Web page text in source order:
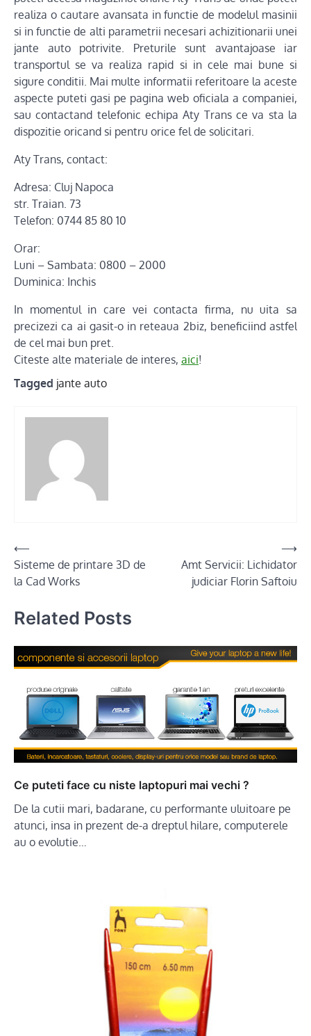
realiza o cautare avansata in functie de modelul masinii
si in functie de alti parametrii necesari achizitionarii unei
jante auto potrivite. Preturile sunt avantajoase iar
transportul se va realiza rapid si in cele mai bune si
sigure conditii. Mai multe informatii referitoare la aceste
aspecte puteti gasi pe pagina web oficiala a companiei,
sau contactand telefonic echipa Aty Trans ce va sta la
dispozitie oricand si pentru orice fel de solicitari.
Aty Trans, contact:
Adresa: Cluj Napoca
str. Traian. 73
Telefon: 0744 85 80 10
Orar:
Luni – Sambata: 0800 – 2000
Duminica: Inchis
In momentul in care vei contacta firma, nu uita sa
precizezi ca ai gasit-o in reteaua 2biz, beneficiind astfel
de cel mai bun pret.
Citeste alte materiale de interes, aici!
Tagged jante auto
Post
navigation
⟵
Sisteme de printare 3D de
la Cad Works
Amt Servicii: Lichidator
judiciar Florin Saftoiu
⟶
Related Posts
Ce puteti face cu niste laptopuri mai vechi ?
De la cutii mari, badarane, cu performante uluitoare pe
atunci, insa in prezent de-a dreptul hilare, computerele
au o evolutie…